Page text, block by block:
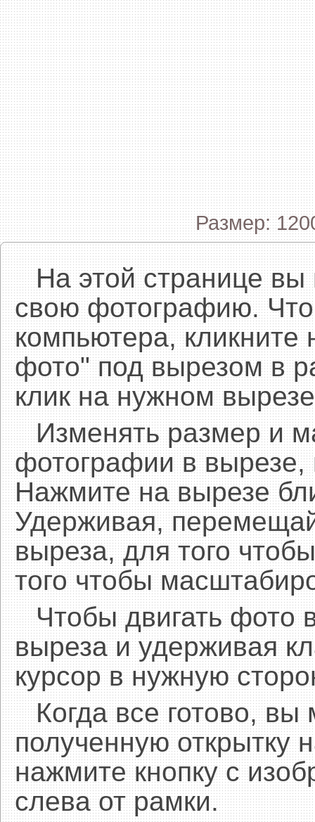
Размер:
На этой странице вы
свою фотографию.
компьютера, кликните
фото" под вырезом в
клик на нужном
Изменять размер и
фотографии в
Нажмите на вырезе
Удерживая,
выреза, для того
того чтобы
Чтобы двигать фото
выреза и удерживая
курсор в нужную
Когда все готово,
полученную открытку
нажмите кнопку с
слева от рамки.